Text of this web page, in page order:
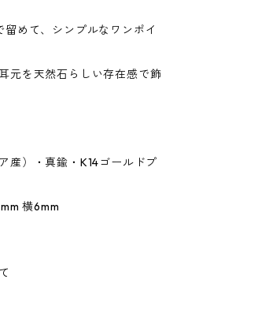
めて、シンプルなワンポイ
元を天然石らしい存在感で飾
産）・真鍮・K14ゴールドプ
横6mm